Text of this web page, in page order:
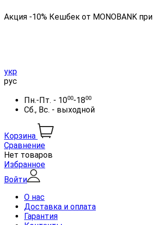
Акция -10% Кешбек от MONOBANK
укр
рус
Пн.-Пт. - 1000-1800
Сб., Вс. - выходной
Корзина
Сравнение
Нет товаров
Избранное
Войти
О нас
Доставка и оплата
Гарантия